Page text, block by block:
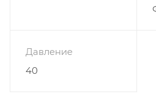
Давление
40